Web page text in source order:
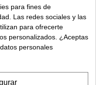
cm.
811o962 881 077
para fines de
Las redes sociales y las
para ofrecerte
personalizados. ¿Aceptas
personales